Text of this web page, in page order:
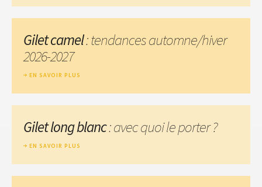
Gilet camel: tendances automne/hiver
2026-2027
EN SAVOIR PLUS
Gilet long blanc: avec quoi le porter ?
EN SAVOIR PLUS